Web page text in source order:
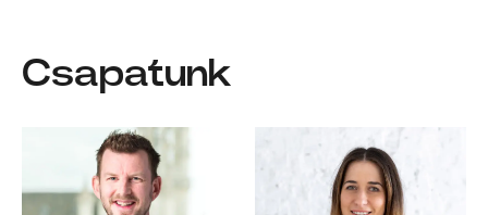
Csapatunk